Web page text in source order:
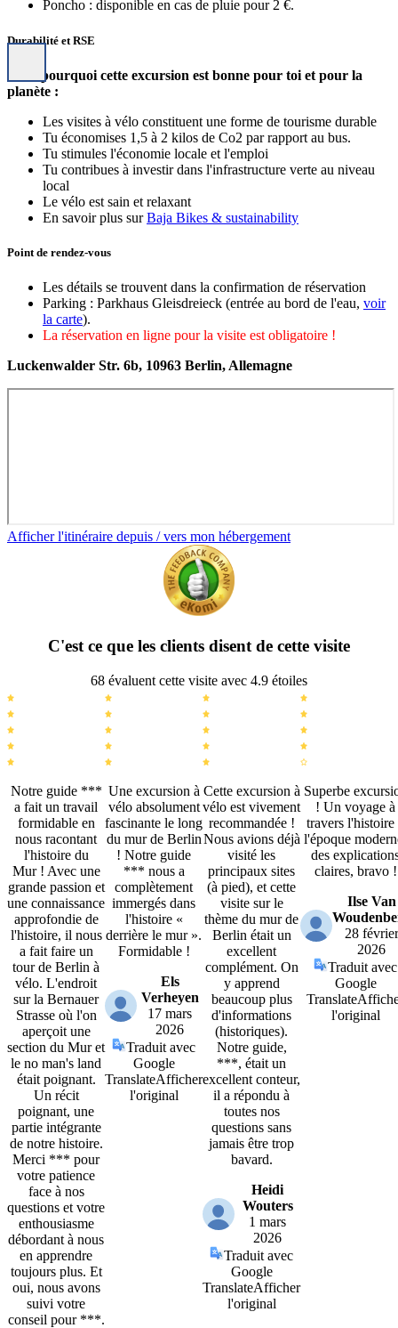
Poncho : disponible en cas de pluie pour 2 €.
Durabilité et RSE
C'est pourquoi cette excursion est bonne pour toi et pour la
planète :
Les visites à vélo constituent une forme de tourisme durable
Tu économises 1,5 à 2 kilos de Co2 par rapport au bus.
Tu stimules l'économie locale et l'emploi
Tu contribues à investir dans l'infrastructure verte au niveau
local
Le vélo est sain et relaxant
En savoir plus surBaja Bikes & sustainability
Point de rendez-vous
Les détails se trouvent dans la confirmation de réservation
Parking : Parkhaus Gleisdreieck (entrée au bord de l'eau, voir
la carte).
La réservation en ligne pour la visite est obligatoire !
Luckenwalder Str. 6b, 10963 Berlin, Allemagne
Afficher l'itinéraire depuis / vers mon hébergement
C'est ce que les clients disent de cette visite
68 évaluent cette visite avec 4.9 étoiles
Notre guide ***
a fait un travail
formidable en
nous racontant
l'histoire du
Mur ! Avec une
grande passion et
une connaissance
approfondie de
l'histoire, il nous
a fait faire un
tour de Berlin à
vélo. L'endroit
sur la Bernauer
Strasse où l'on
aperçoit une
section du Mur et
le no man's land
était poignant.
Un récit
poignant, une
partie intégrante
de notre histoire.
Merci *** pour
votre patience
face à nos
questions et votre
enthousiasme
débordant à nous
en apprendre
toujours plus. Et
oui, nous avons
suivi votre
conseil pour ***.
Une excursion à
vélo absolument
fascinante le long
du mur de Berlin
! Notre guide
*** nous a
complètement
immergés dans
l'histoire «
derrière le mur ».
Formidable !
Els
Verheyen
17 mars
2026
Traduit avec
Google
TranslateAfficher
l'original
Cette excursion à
vélo est vivement
recommandée !
Nous avions déjà
visité les
principaux sites
(à pied), et cette
visite sur le
thème du mur de
Berlin était un
excellent
complément. On
y apprend
beaucoup plus
d'informations
(historiques).
Notre guide,
***, était un
excellent conteur,
il a répondu à
toutes nos
questions sans
jamais être trop
bavard.
Heidi
Wouters
1 mars
2026
Traduit avec
Google
TranslateAfficher
l'original
Superbe
! Un voyage à
travers l'histoire
l'époque
des
claires, bravo !
Ilse Van
28 février
2026
Traduit avec
Google
Translate
l'original